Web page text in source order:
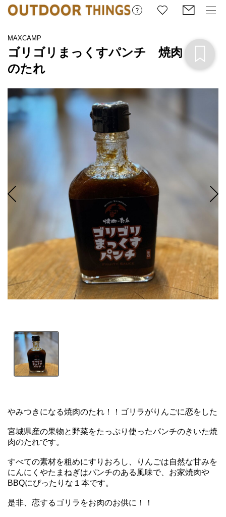
MAXCAMP
ゴリゴリまっくすパンチ 焼肉
のたれ
やみつきになる焼肉のたれ！！ゴリラがりんごに恋をした
宮城県産の果物と野菜をたっぷり使ったパンチのきいた焼
肉のたれです。
すべての素材を粗めにすりおろし、りんごは自然な甘みを
にんにくやたまねぎはパンチのある風味で、お家焼肉や
BBQにぴったりな１本です。
是非、恋するゴリラをお肉のお供に！！